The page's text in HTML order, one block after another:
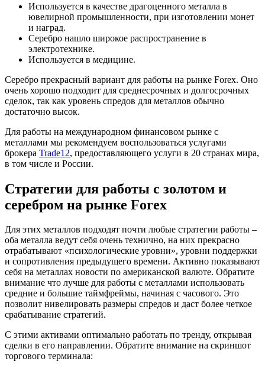
Используется в качестве драгоценного металла в
ювелирной промышленности, при изготовлении монет
и наград.
Серебро нашло широкое распространение в
электротехнике.
Используется в медицине.
Серебро прекрасный вариант для работы на рынке Forex. Оно
очень хорошо подходит для среднесрочных и долгосрочных
сделок, так как уровень спредов для металлов обычно
достаточно высок.
Для работы на международном финансовом рынке с
металлами мы рекомендуем воспользоваться услугами
брокера Trade12, предоставляющего услуги в 20 странах мира,
в том числе и России.
Стратегии для работы с золотом и
серебром на рынке Forex
Для этих металлов подходят почти любые стратегии работы –
оба металла ведут себя очень технично, на них прекрасно
отрабатывают «психологические уровни», уровни поддержки
и сопротивления предыдущего времени. Активно показывают
себя на металлах новости по американской валюте. Обратите
внимание что лучше для работы с металлами использовать
средние и большие таймфреймы, начиная с часового. Это
позволит нивелировать размеры спредов и даст более четкое
срабатывание стратегий.
С этими активами оптимально работать по тренду, открывая
сделки в его направлении. Обратите внимание на скриншот
торгового терминала: